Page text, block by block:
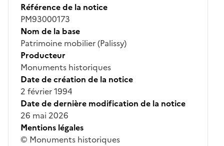
Référence de la notice
PM93000173
Nom de la base
Patrimoine mobilier (Palissy)
Producteur
Monuments historiques
Date de création de la notice
2 février 1994
Date de dernière modification de la notice
26 mai 2026
Mentions légales
© Monuments historiques